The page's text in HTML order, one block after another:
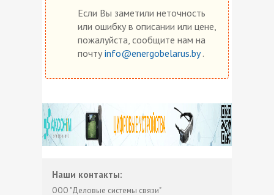
Если Вы заметили неточность
или ошибку в описании или цене,
пожалуйста, сообщите нам на
почту info@energobelarus.by.
Наши контакты:
ООО "Деловые системы связи"